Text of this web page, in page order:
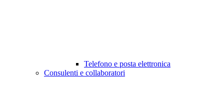
Telefono e posta elettronica
Consulenti e collaboratori